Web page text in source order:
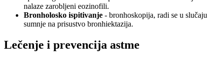
nalaze zarobljeni eozinofili.
Bronholosko ispitivanje - bronhoskopija, radi se u slučaju
sumnje na prisustvo bronhiektazija.
Lečenje i prevencija astme